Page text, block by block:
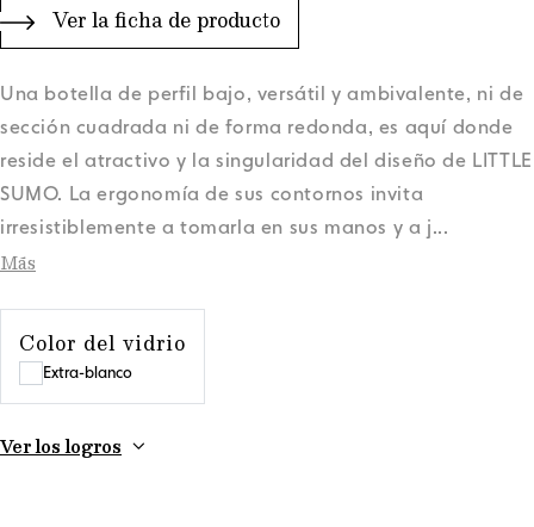
Ver la ficha de producto
Una botella de perfil bajo, versátil y ambivalente, ni de
sección cuadrada ni de forma redonda, es aquí donde
reside el atractivo y la singularidad del diseño de LITTLE
SUMO. La ergonomía de sus contornos invita
irresistiblemente a tomarla en sus manos y a j...
Más
Color del vidrio
Extra-blanco
Ver los logros